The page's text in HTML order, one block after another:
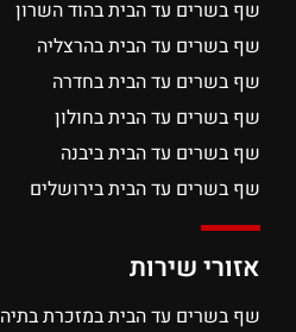
שף בשרים עד הבית בהוד השרון
שף בשרים עד הבית בהרצליה
שף בשרים עד הבית בחדרה
שף בשרים עד הבית בחולון
שף בשרים עד הבית ביבנה
שף בשרים עד הבית בירושלים
אזורי שירות
שף בשרים עד הבית במזכרת בתיה